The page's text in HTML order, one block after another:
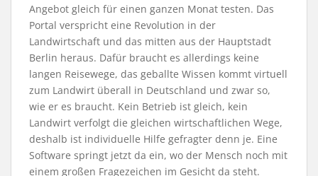
Angebot gleich für einen ganzen Monat testen. Das
Portal verspricht eine Revolution in der
Landwirtschaft und das mitten aus der Hauptstadt
Berlin heraus. Dafür braucht es allerdings keine
langen Reisewege, das geballte Wissen kommt virtuell
zum Landwirt überall in Deutschland und zwar so,
wie er es braucht. Kein Betrieb ist gleich, kein
Landwirt verfolgt die gleichen wirtschaftlichen Wege,
deshalb ist individuelle Hilfe gefragter denn je. Eine
Software springt jetzt da ein, wo der Mensch noch mit
einem großen Fragezeichen im Gesicht da steht.